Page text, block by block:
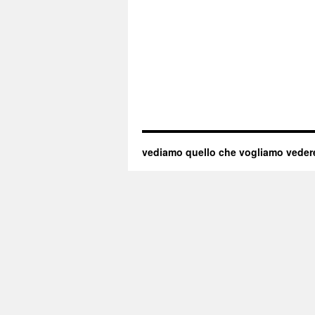
vediamo quello che vogliamo